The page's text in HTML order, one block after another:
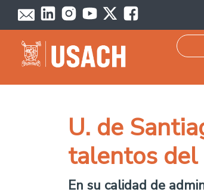
Passar para o conteúdo principal
U. de
talentos
En su calidad de